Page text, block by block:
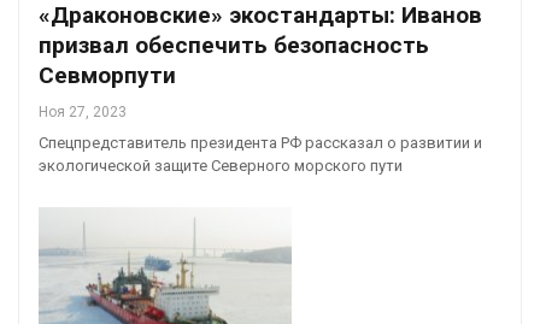
«Драконовские» экостандарты: Иванов
призвал обеспечить безопасность
Севморпути
Ноя 27, 2023
Спецпредставитель президента РФ рассказал о развитии и
экологической защите Северного морского пути